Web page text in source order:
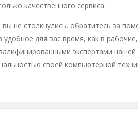
качественного сервиса.
не столкнулись, обратитесь за
для вас время, как в
экспертами
своей компьютерной